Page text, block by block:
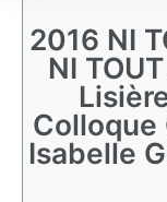
2016 NI
NI
Colloque
Isabelle